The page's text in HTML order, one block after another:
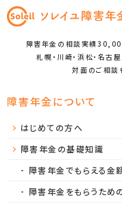
障害年金の相談実績
札幌・川崎・浜松・名古
対面のご相談
障害年金について
はじめての方へ
障害年金の基礎知識
障害年金でもらえる金
障害年金をもらうため